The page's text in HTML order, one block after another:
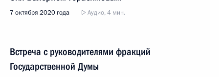
7 октября 2020 года Аудио, 4 мин.
Встреча с руководителями фракций
Государственной Думы